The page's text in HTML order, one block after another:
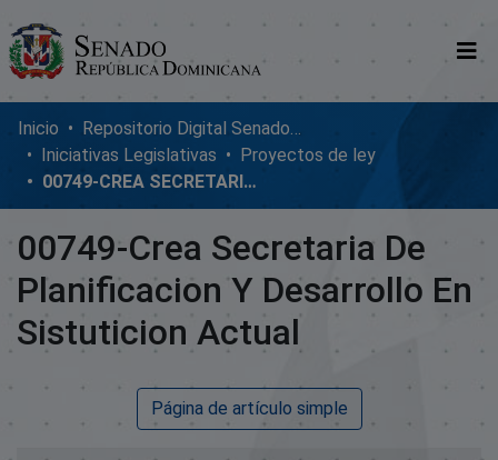
Comunidades
Glosario
Nosotros
Inicio
Repositorio Digital SenadoRD
Iniciativas Legislativas
Proyectos de ley
00749-CREA SECRETARIA DE PLANIFICACION Y DESARROLLO EN SISTUTICION ACTUAL
00749-Crea Secretaria De
Planificacion Y Desarrollo En
Sistuticion Actual
Página de artículo simple